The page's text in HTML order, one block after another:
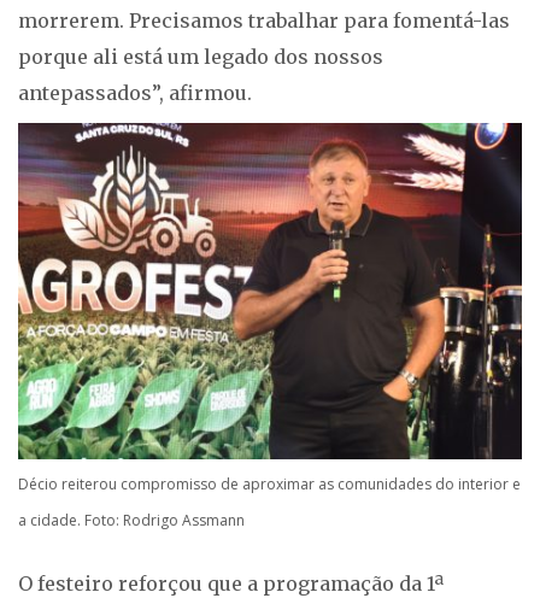
morrerem. Precisamos trabalhar para fomentá-las
porque ali está um legado dos nossos
antepassados”, afirmou.
Décio reiterou compromisso de aproximar as comunidades do interior e
a cidade. Foto: Rodrigo Assmann
O festeiro reforçou que a programação da 1ª